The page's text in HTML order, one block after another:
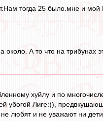
тогда 25 было.мне и
А то что на
хуйлу и по
убогой Лиге:)),
любят и не уважают ни